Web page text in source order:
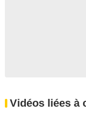
Vidéos liées à